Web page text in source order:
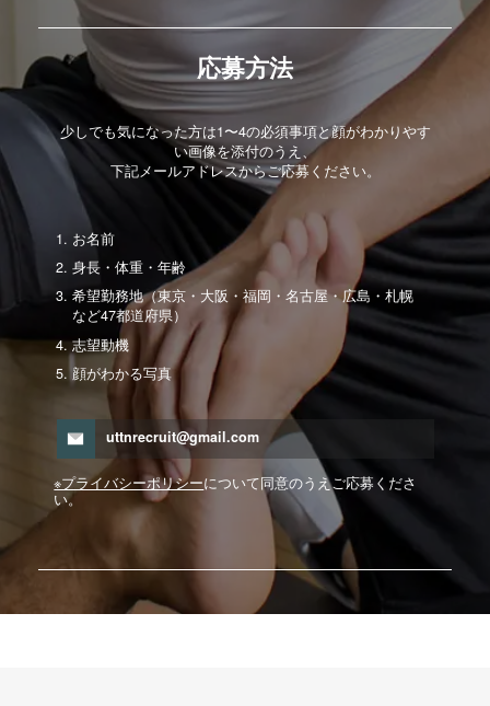
応募方法
少しでも気になった方は1〜4の必須事項と顔がわかりやす
い画像を添付のうえ、
下記メールアドレスからご応募ください。
お名前
身長・体重・年齢
希望勤務地（東京・大阪・福岡・名古屋・広島・札幌
など47都道府県）
志望動機
顔がわかる写真
uttnrecruit@gmail.com
※プライバシーポリシーについて同意のうえご応募くださ
い。